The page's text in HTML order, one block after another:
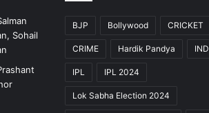
BJP Bollywood CRICKET
CRIME Hardik Pandya
IPL IPL 2024
Lok Sabha Election 2024